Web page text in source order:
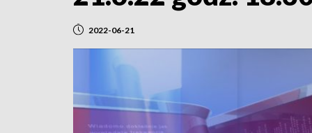
2022-06-21